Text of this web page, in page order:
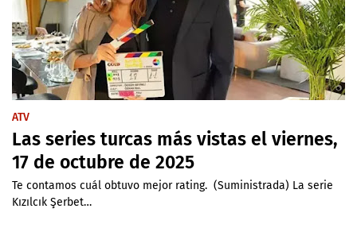
ATV
Las series turcas más vistas el viernes,
17 de octubre de 2025
Te contamos cuál obtuvo mejor rating. (Suministrada) La serie
Kızılcık Şerbet…